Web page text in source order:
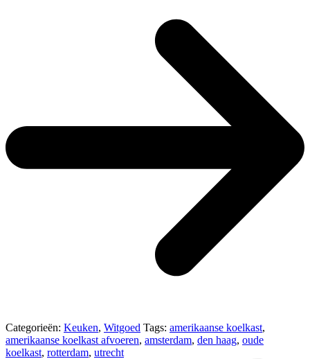
Categorieën: Keuken, Witgoed Tags: amerikaanse koelkast,
amerikaanse koelkast afvoeren, amsterdam, den haag, oude
koelkast, rotterdam, utrecht